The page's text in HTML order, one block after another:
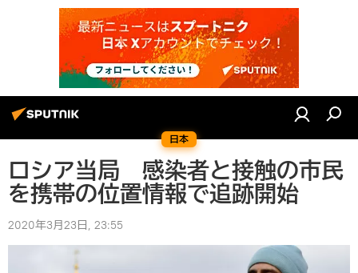
日本
ロシア当局 感染者と接触の市民
を携帯の位置情報で追跡開始
2020年3月23日, 23:55